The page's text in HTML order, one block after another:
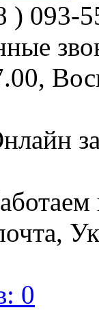
093-
0